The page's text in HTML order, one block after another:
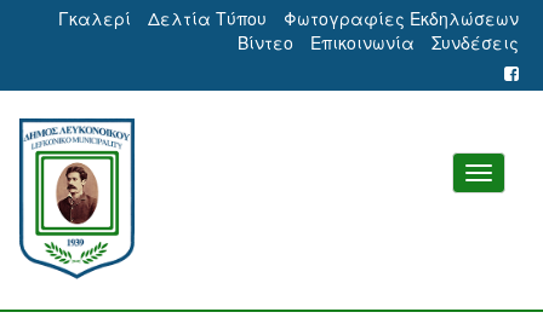
Γκαλερί Δελτία Τύπου
Φωτογραφίες Εκδηλώσεων
Βίντεο
Επικοινωνία Συνδέσεις